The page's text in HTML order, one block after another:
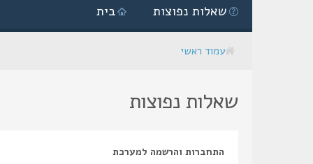
בית שאלות נפוצות
עמוד ראשי
שאלות נפוצות
התחברות והרשמה למערכת